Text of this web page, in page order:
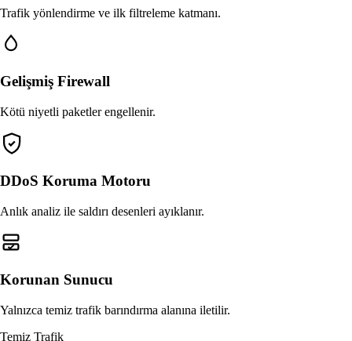
Trafik yönlendirme ve ilk filtreleme katmanı.
Gelişmiş Firewall
Kötü niyetli paketler engellenir.
DDoS Koruma Motoru
Anlık analiz ile saldırı desenleri ayıklanır.
Korunan Sunucu
Yalnızca temiz trafik barındırma alanına iletilir.
Temiz Trafik